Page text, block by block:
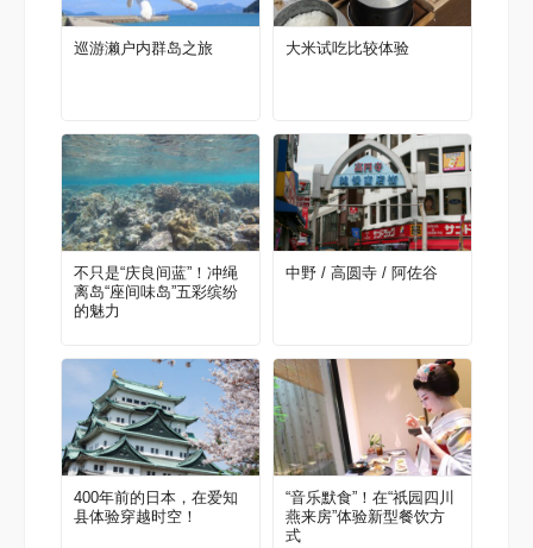
巡游濑户内群岛之旅 大米试吃比较体验
不只是“庆良间蓝”！冲绳
离岛“座间味岛”五彩缤纷
的魅力
中野 / 高圆寺 / 阿佐谷
400年前的日本，在爱知
县体验穿越时空！
“音乐默食”！在“祇园四川
燕来房”体验新型餐饮方
式